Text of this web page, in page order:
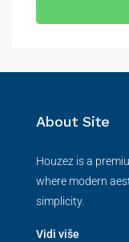
About Site
Houzez is a
where modern
simplicity.
Vidi više